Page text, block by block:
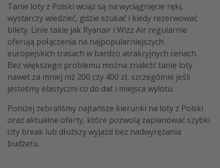
Więcej tematów
Newsy, ciekawostki, porady podróżnicze
Najlepsze aplikacje podróżnicze
Kalendarz podróży
Tanie loty z Polski wciąż są na wyciągnięcie ręki,
wystarczy wiedzieć, gdzie szukać i kiedy rezerwować
bilety. Linie takie jak Ryanair i Wizz Air regularnie
oferują połączenia na najpopularniejszych
europejskich trasach w bardzo atrakcyjnych cenach.
Bez większego problemu można znaleźć tanie loty
nawet za mniej niż 200 czy 400 zł, szczególnie jeśli
jesteśmy elastyczni co do dat i miejsca wylotu.
Poniżej zebraliśmy najtańsze kierunki na loty z Polski
oraz aktualne oferty, które pozwolą zaplanować szybki
city break lub dłuższy wyjazd bez nadwyrężania
budżetu.